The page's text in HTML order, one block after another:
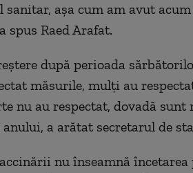
așa cum am avut acum
spus Raed Arafat.
după perioada
măsurile, mulți au
nu au respectat, dovadă sunt
a arătat secretarul de
nu înseamnă încetarea